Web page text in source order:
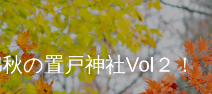
の置戸神社Vol２！